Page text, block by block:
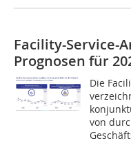
Facility-Service-
Prognosen für
Die
von